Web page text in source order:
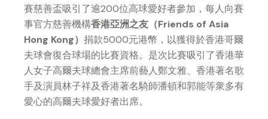
賽慈善盃吸引了逾200位高球愛好者參加，每人向賽
事官方慈善機構香港亞洲之友（Friends of Asia
Hong Kong） 捐款5000元港幣，以獲得於香港哥爾
夫球會復合球場的比賽資格。是次比賽吸引了香港華
人女子高爾夫球總會主席前藝人鄭文雅、香港著名歌
手及演員林子祥及香港著名騎師潘頓和郭能等衆多有
愛心的高爾夫球愛好者出席。